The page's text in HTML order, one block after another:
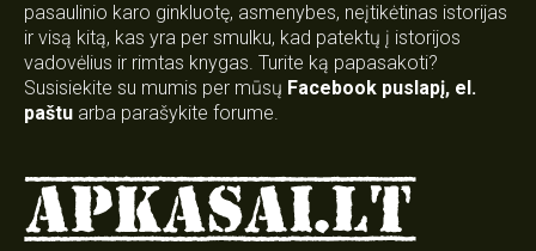
pasaulinio karo ginkluotę, asmenybes, neįtikėtinas istorijas
ir visą kitą, kas yra per smulku, kad patektų į istorijos
vadovėlius ir rimtas knygas. Turite ką papasakoti?
Susisiekite su mumis per mūsų Facebook puslapį, el.
paštu arba parašykite forume.